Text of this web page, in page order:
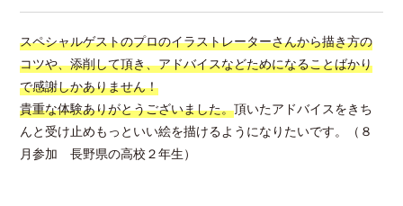
スペシャルゲストのプロのイラストレーターさんから描き方の
コツや、添削して頂き、アドバイスなどためになることばかり
で感謝しかありません！
貴重な体験ありがとうございました。頂いたアドバイスをきち
んと受け止めもっといい絵を描けるようになりたいです。（８
月参加 長野県の高校２年生）